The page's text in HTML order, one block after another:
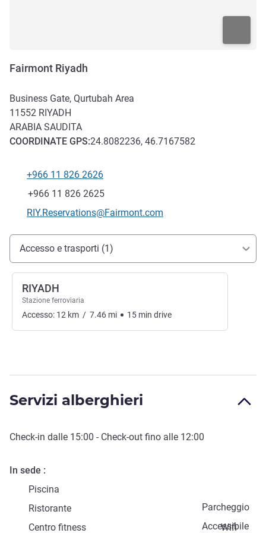
Fairmont Riyadh
Business Gate, Qurtubah Area
11552 RIYADH
ARABIA SAUDITA
COORDINATE GPS:24.8082236, 46.7167582
Telefono
+966 11 826 2626
Fax
+966 11 826 2625
E-mail di contatto
RIY.Reservations@Fairmont.com
Accesso e trasporti
Accesso e trasporti (1)
RIYADH
Stazione ferroviaria
Accesso: 12 km / 7.46 mi 15 min drive
Servizi alberghieri
Check-in dalle 15:00 - Check-out fino alle 12:00
In sede
Piscina
Parcheggio
Ristorante
Accessibile
Centro fitness Wifi